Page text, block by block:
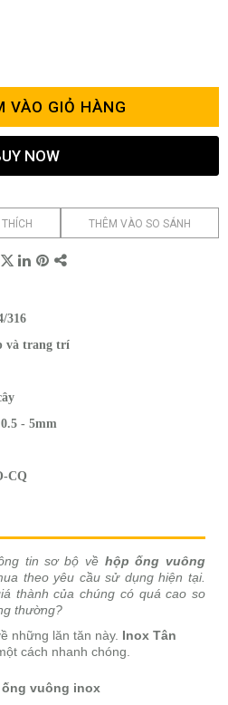
VÀO GIỎ HÀNG
NOW
THÊM VÀO SO SÁNH
316
và trang trí
- 5mm
CQ
tin sơ bộ về hộp ống vuông
theo yêu cầu sử dụng hiện tại.
thành của chúng có quá cao so
thường?
những lăn tăn này. Inox Tân
cách nhanh chóng.
vuông inox